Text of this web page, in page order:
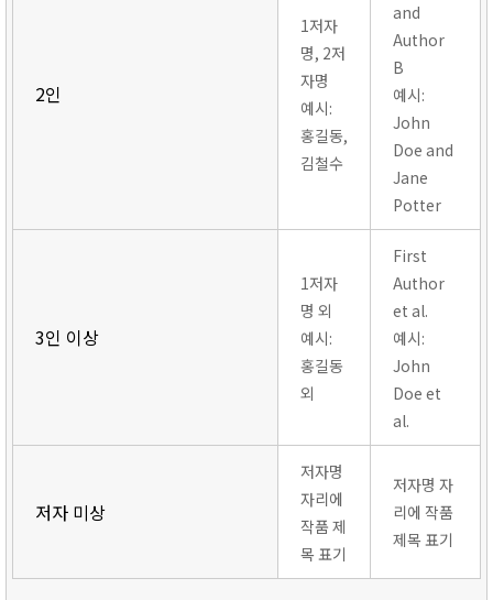
2인
1저자
명, 2저
자명
예시:
홍길동,
김철수
and
Author
B
예시:
John
Doe and
Jane
Potter
3인 이상
1저자
명 외
예시:
홍길동
외
First
Author
et al.
예시:
John
Doe et
al.
저자 미상
저자명
자리에
작품 제
목 표기
저자명 자
리에 작품
제목 표기